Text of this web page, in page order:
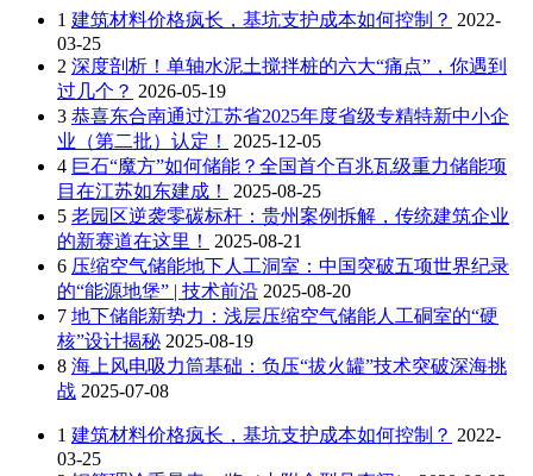
1 建筑材料价格疯长，基坑支护成本如何控制？ 2022-
03-25
2 深度剖析！单轴水泥土搅拌桩的六大“痛点”，你遇到
过几个？ 2026-05-19
3 恭喜东合南通过江苏省2025年度省级专精特新中小企
业（第二批）认定！
2025-12-05
4 巨石“魔方”如何储能？全国首个百兆瓦级重力储能项
目在江苏如东建成！
2025-08-25
5 老园区逆袭零碳标杆：贵州案例拆解，传统建筑企业
的新赛道在这里！
2025-08-21
6 压缩空气储能地下人工洞室：中国突破五项世界纪录
的“能源地堡” | 技术前沿 2025-08-20
7 地下储能新势力：浅层压缩空气储能人工硐室的“硬
核”设计揭秘 2025-08-19
8 海上风电吸力筒基础：负压“拔火罐”技术突破深海挑
战 2025-07-08
1 建筑材料价格疯长，基坑支护成本如何控制？ 2022-
03-25